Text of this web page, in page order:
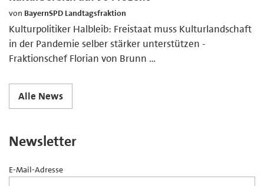
von BayernSPD Landtagsfraktion
Kulturpolitiker Halbleib: Freistaat muss Kulturlandschaft
in der Pandemie selber stärker unterstützen -
Fraktionschef Florian von Brunn …
Alle News
Newsletter
E-Mail-Adresse